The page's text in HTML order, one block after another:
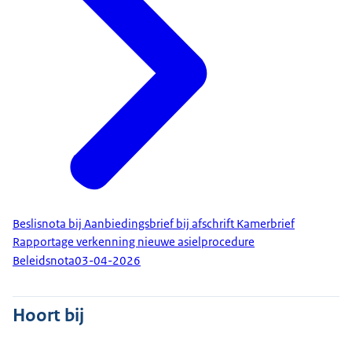
Beslisnota bij Aanbiedingsbrief bij afschrift Kamerbrief
Rapportage verkenning nieuwe asielprocedure
Beleidsnota03-04-2026
Hoort bij